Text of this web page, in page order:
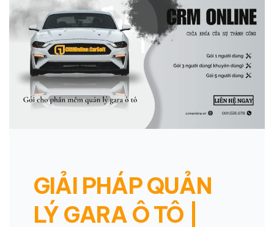
GIẢI PHÁP QUẢN
LÝ GARA Ô TÔ |